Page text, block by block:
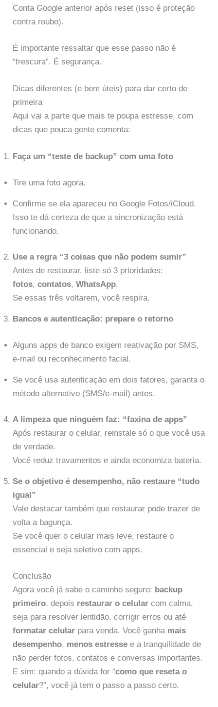
Conta Google anterior após reset (isso é proteção
contra roubo).
É importante ressaltar que esse passo não é
“frescura”. É segurança.
Dicas diferentes (e bem úteis) para dar certo de
primeira
Aqui vai a parte que mais te poupa estresse, com
dicas que pouca gente comenta:
Faça um “teste de backup” com uma foto
Tire uma foto agora.
Confirme se ela apareceu no Google Fotos/iCloud.
Isso te dá certeza de que a sincronização está
funcionando.
Use a regra “3 coisas que não podem sumir”
Antes de restaurar, liste só 3 prioridades:
fotos,contatos,WhatsApp.
Se essas três voltarem, você respira.
Bancos e autenticação: prepare o retorno
Alguns apps de banco exigem reativação por SMS,
e-mail ou reconhecimento facial.
Se você usa autenticação em dois fatores, garanta o
método alternativo (SMS/e-mail) antes.
A limpeza que ninguém faz: “faxina de apps”
Após restaurar o celular, reinstale só o que você usa
de verdade.
Você reduz travamentos e ainda economiza bateria.
Se o objetivo é desempenho, não restaure “tudo
igual”
Vale destacar também que restaurar pode trazer de
volta a bagunça.
Se você quer o celular mais leve, restaure o
essencial e seja seletivo com apps.
Conclusão
Agora você já sabe o caminho seguro: backup
primeiro, depois restaurar o celular com calma,
seja para resolver lentidão, corrigir erros ou até
formatar celular para venda. Você ganha mais
desempenho, menos estresse e a tranquilidade de
não perder fotos, contatos e conversas importantes.
E sim: quando a dúvida for “como que reseta o
celular?”, você já tem o passo a passo certo.